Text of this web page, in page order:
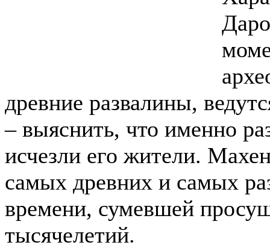
древние развалины,
– выяснить, что именно
исчезли его жители.
самых древних и самых
времени, сумевшей
тысячелетий.